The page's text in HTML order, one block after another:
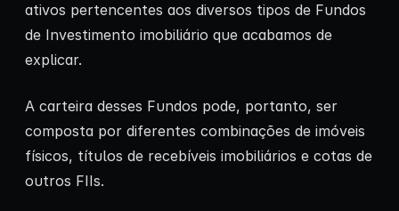
ativos pertencentes aos diversos tipos de Fundos
de Investimento imobiliário que acabamos de
explicar.
A carteira desses Fundos pode, portanto, ser
composta por diferentes combinações de imóveis
físicos, títulos de recebíveis imobiliários e cotas de
outros FIIs.